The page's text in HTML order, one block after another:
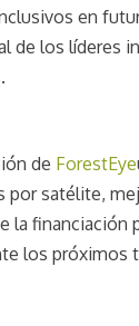
en
de los líderes
de ForestEye
satélite,
la
los